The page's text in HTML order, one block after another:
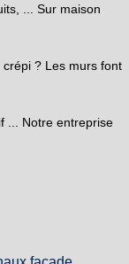
... Sur maison
? Les murs font
... Notre entreprise